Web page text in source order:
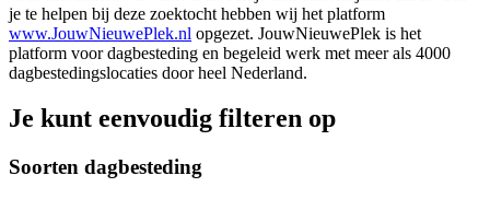
je te helpen bij deze zoektocht hebben wij het platform
www.JouwNieuwePlek.nl opgezet. JouwNieuwePlek is het
platform voor dagbesteding en begeleid werk met meer als 4000
dagbestedingslocaties door heel Nederland.
Je kunt eenvoudig filteren op
Soorten dagbesteding